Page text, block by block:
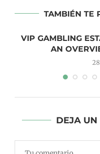
TAMBIÉN TE
VIP GAMBLING
AN
DEJA UN